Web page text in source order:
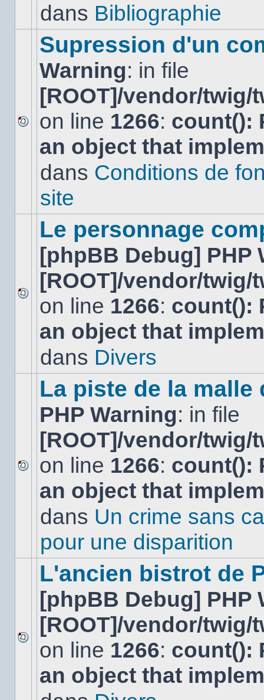
dansdans Bibliographie
Aucun
nouveau
message
sujet.
Supression d'un
Warning: in file
[ROOT]/vendor/
on line 1266: count():
an object that
dans Conditions de
site
Aucun
nouveau
message
non-
dans
Le personnage
[phpBB Debug] PHP
[ROOT]/vendor/
on line 1266: count():
an object that
dans Divers
Aucun
nouveau
message
sujet.
La piste de la malle
PHP Warning: in file
[ROOT]/vendor/
on line 1266: count():
an object that
dans Un crime sans
pour une disparition
Aucun
nouveau
message
non-
L'ancien bistrot de
[phpBB Debug] PHP
[ROOT]/vendor/
on line 1266: count():
an object that